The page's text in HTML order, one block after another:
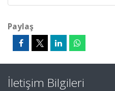
Paylaş
İletişim Bilgileri